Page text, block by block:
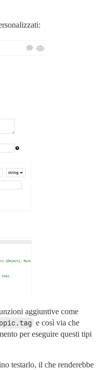
aggiuntive come
e così via che
per eseguire questi tipi
testarlo, il che renderebbe